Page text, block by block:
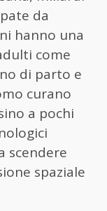
da
hanno una
come
di parto e
curano
a pochi
scendere
spaziale